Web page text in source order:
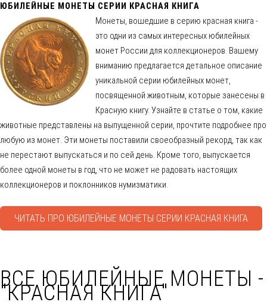
ЮБИЛЕЙНЫЕ МОНЕТЫ СЕРИИ КРАСНАЯ КНИГА
Монеты, вошедшие в серию красная книга -
это одни из самых интересных юбилейных
монет России для коллекционеров. Вашему
вниманию предлагается детальное описание
уникальной серии юбилейных монет,
посвященной животным, которые занесены в
Красную книгу. Узнайте в статье о том, какие
животные представлены на выпущенной серии, прочтите подробнее про
любую из монет. Эти монеты поставили своеобразный рекорд, так как
не перестают выпускаться и по сей день. Кроме того, выпускается
более одной монеты в год, что не может не радовать настоящих
коллекционеров и поклонников нумизматики.
ЧИТАТЬ ПРО ЮБИЛЕЙНЫЕ МОНЕТЫ СЕРИИ КРАСНАЯ КНИГА
ВСЕ ЮБИЛЕЙНЫЕ МОНЕТЫ -
"КРАСНАЯ КНИГА"